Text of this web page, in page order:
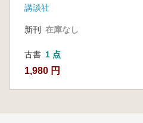
講談社
新刊 在庫なし
古書 1 点
1,980 円